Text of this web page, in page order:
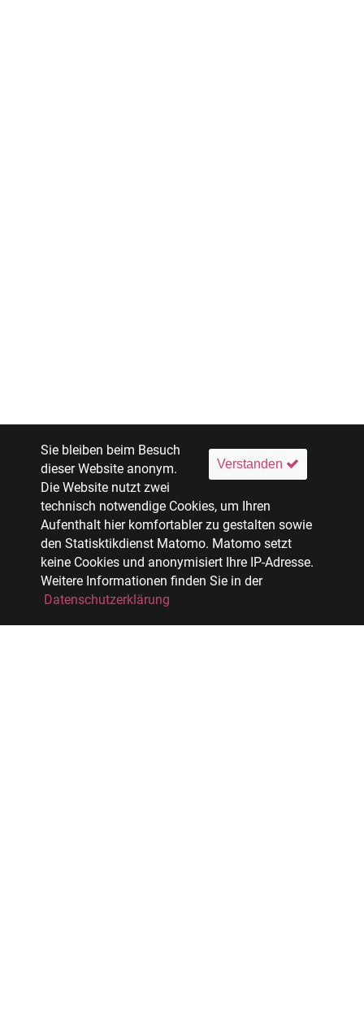
Verstanden
Sie bleiben beim Besuch
dieser Website anonym.
Die Website nutzt zwei
technisch notwendige Cookies, um Ihren
Aufenthalt hier komfortabler zu gestalten sowie
den Statisktikdienst Matomo. Matomo setzt
keine Cookies und anonymisiert Ihre IP-Adresse.
Weitere Informationen finden Sie in der
Datenschutzerklärung